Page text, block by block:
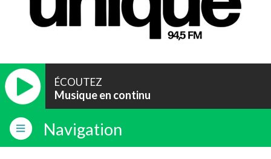
ÉCOUTEZ
Musique en continu
Navigation